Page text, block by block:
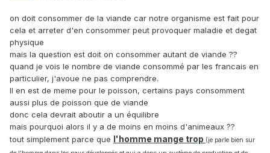
on doit consommer de la viande car notre organisme est fait pour
cela et arreter d'en consommer peut provoquer maladie et degat
physique
mais la question est doit on consommer autant de viande ??
quand je vois le nombre de viande consommé par les francais en
particulier, j'avoue ne pas comprendre.
Il en est de meme pour le poisson, certains pays consomment
aussi plus de poisson que de viande
donc cela devrait aboutir a un équilibre
mais pourquoi alors il y a de moins en moins d'animeaux ??
tout simplement parce que l'homme mange trop (je parle bien sur